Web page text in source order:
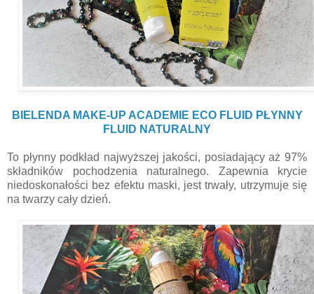
BIELENDA MAKE-UP ACADEMIE ECO FLUID PŁYNNY
FLUID NATURALNY
To płynny podkład najwyższej jakości, posiadający aż 97%
składników pochodzenia naturalnego. Zapewnia krycie
niedoskonałości bez efektu maski, jest trwały, utrzymuje się
na twarzy cały dzień.